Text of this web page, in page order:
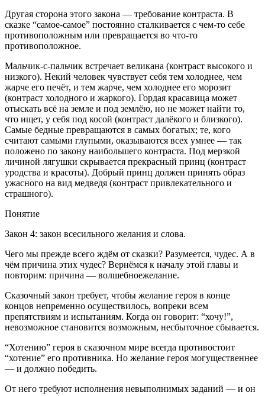
Другая сторона этого закона — требование контраста. В
сказке “самое-самое” постоянно сталкивается с чем-то себе
противоположным или превращается во что-то
противоположное.
Мальчик-с-пальчик встречает великана (контраст высокого и
низкого). Некий человек чувствует себя тем холоднее, чем
жарче его печёт, и тем жарче, чем холоднее его морозит
(контраст холодного и жаркого). Гордая красавица может
отыскать всё на земле и под землёю, но не может найти то,
что ищет, у себя под косой (контраст далёкого и близкого).
Самые бедные превращаются в самых богатых; те, кого
считают самыми глупыми, оказываются всех умнее — так
положено по закону наибольшего контраста. Под мерзкой
личиной лягушки скрывается прекрасный принц (контраст
уродства и красоты). Добрый принц должен принять образ
ужасного на вид медведя (контраст привлекательного и
страшного).
Понятие
Закон 4: закон всесильного желания и слова.
Чего мы прежде всего ждём от сказки? Разумеется, чудес. А в
чём причина этих чудес? Вернёмся к началу этой главы и
повторим: причина — волшебноежелание.
Сказочный закон требует, чтобы желание героя в конце
концов непременно осуществилось, вопреки всем
препятствиям и испытаниям. Когда он говорит: “хочу!”,
невозможное становится возможным, несбыточное сбывается.
“Хотению” героя в сказочном мире всегда противостоит
“хотение” его противника. Но желание героя могущественнее
— и должно победить.
От него требуют исполнения невыполнимых заданий — и он